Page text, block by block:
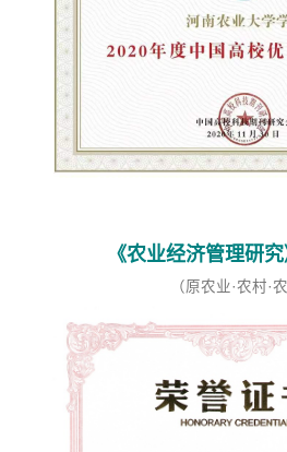
《农业经济管理研
（原农业·农村·